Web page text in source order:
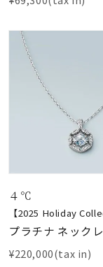
４℃
【2025 Holiday
プラチナ ネック
¥220,000(tax in)